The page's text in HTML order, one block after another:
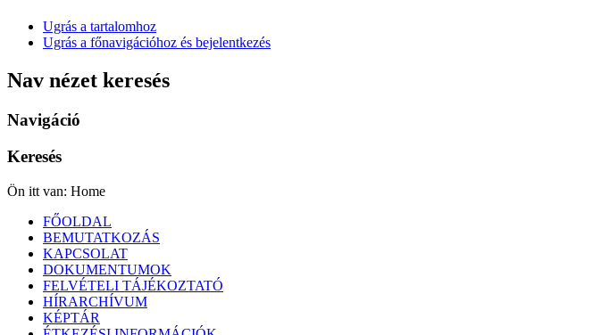
Ugrás a tartalomhoz
Ugrás a főnavigációhoz és bejelentkezés
Nav nézet keresés
Navigáció
Keresés
Ön itt van: Home
FŐOLDAL
BEMUTATKOZÁS
KAPCSOLAT
DOKUMENTUMOK
FELVÉTELI TÁJÉKOZTATÓ
HÍRARCHÍVUM
KÉPTÁR